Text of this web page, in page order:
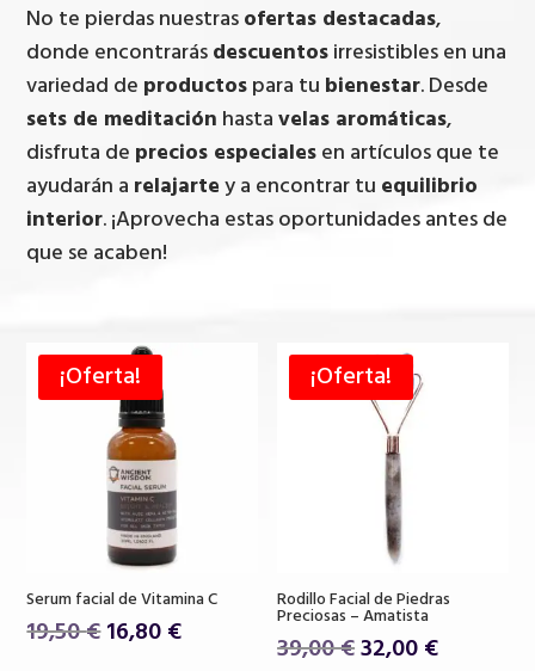
No te pierdas nuestrasofertas destacadas,
donde encontrarásdescuentosirresistibles en una
variedad de productospara tu bienestar. Desde
sets de meditación hastavelas aromáticas,
disfruta de precios especialesen artículos que te
ayudarán a relajartey a encontrar tu equilibrio
interior. ¡Aprovecha estas oportunidades antes de
que se acaben!
¡Oferta!
Serum facial de Vitamina C
19,50€El
16,80€El
¡Oferta!
Rodillo Facial de Piedras
Preciosas – Amatista
39,00€El
32,00€El